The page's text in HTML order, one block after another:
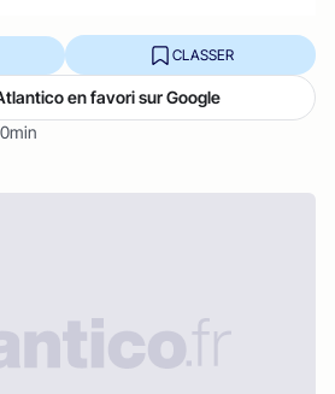
CLASSER
en favori sur Google